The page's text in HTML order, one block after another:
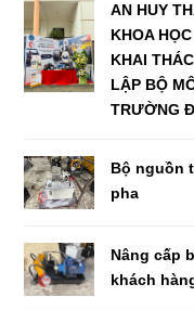
AN HUY
KHOA
KHAI
LẬP BỘ
TRƯỜNG
Bộ nguồn
pha
Nâng cấp
khách